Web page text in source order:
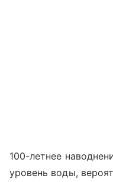
100-летнее
уровень воды,